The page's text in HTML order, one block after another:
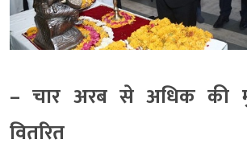
– चार अरब से अधिक की
वितरित